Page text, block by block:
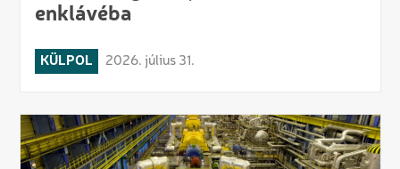
enklávéba
KÜLPOL 2026. július 31.